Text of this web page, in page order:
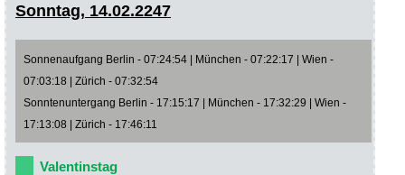
Sonntag, 14.02.2247
Sonnenaufgang Berlin - 07:24:54 | München - 07:22:17 | Wien -
07:03:18 | Zürich - 07:32:54
Sonntenuntergang Berlin - 17:15:17 | München - 17:32:29 | Wien -
17:13:08 | Zürich - 17:46:11
Valentinstag